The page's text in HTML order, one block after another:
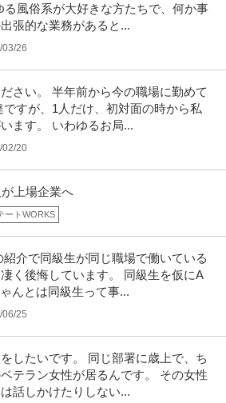
る風俗系が大好きな方たちで、何か事
張的な業務があると...
26
さい。 半年前から今の職場に勤めて
ですが、1人だけ、初対面の時から私
ます。 いわゆるお局...
02/20
上場企業へ
ートWORKS
介で同級生が同じ職場で働いている
く後悔しています。 同級生を仮にA
んとは同級生って事...
25
したいです。 同じ部署に歳上で、ち
テラン女性が居るんです。 その女性
話しかけたりしない...